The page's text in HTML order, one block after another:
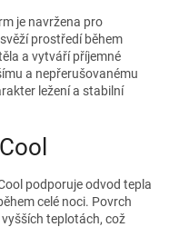
je navržena pro
prostředí během
a vytváří příjemné
a nepřerušovanému
ležení a stabilní
podporuje odvod tepla
celé noci. Povrch
teplotách, což